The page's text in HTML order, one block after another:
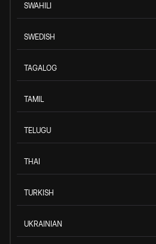
SWAHILI
SWEDISH
TAGALOG
TAMIL
TELUGU
THAI
TURKISH
UKRAINIAN